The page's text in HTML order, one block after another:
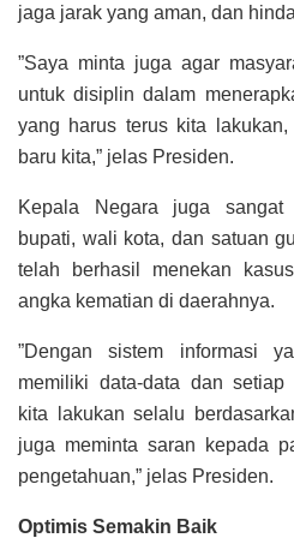
jaga jarak yang aman, dan
”Saya minta juga agar
untuk disiplin dalam
yang harus terus kita
baru kita,” jelas Presiden.
Kepala Negara juga sangat
bupati, wali kota, dan satuan
telah berhasil menekan
angka kematian di daerahnya.
”Dengan sistem informasi
memiliki data-data dan setiap
kita lakukan selalu
juga meminta saran kepada
pengetahuan,” jelas Presiden.
Optimis Semakin Baik